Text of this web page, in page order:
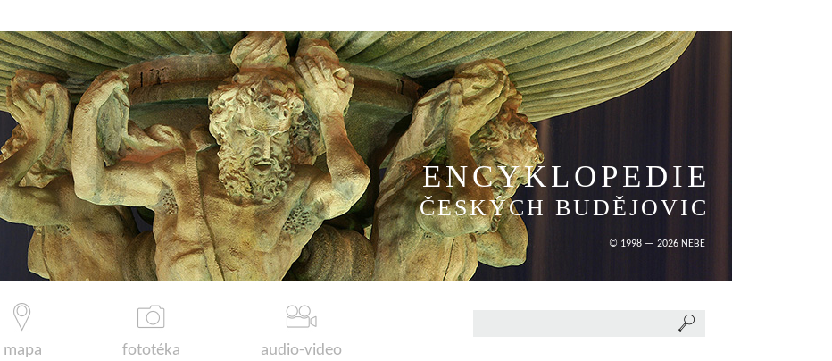
ENCYKLOPEDIE
ČESKÝCH BUDĚJOVIC
© 1998 — 2026 NEBE
mapa fototéka audio-video